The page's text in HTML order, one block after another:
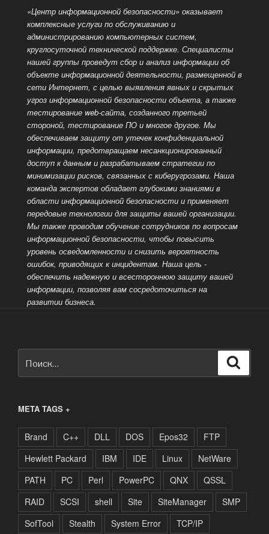
«Центр информационной безопасности» оказывает
комплексные услуги по обслуживанию и
администрированию компьютерных систем,
круглосуточной технической поддержке. Специалисты
нашей группы проведут сбор и анализ информации об
объекте информационной деятельности, размещенной в
сети Интернет, с целью выявления явных и скрытых
угроз информационной безопасности объекта, а также
тестирование web-сайта, созданного третьей
стороной, тестирование ПО и многое другое. Мы
обеспечиваем защиту от утечек конфиденциальной
информации, предотвращаем несанкционированный
доступ к данным и разрабатываем стратегии по
минимизации рисков, связанных с киберугрозами. Наша
команда экспертов обладает глубокими знаниями в
области информационной безопасности и применяет
передовые технологии для защиты вашей организации.
Мы также проводим обучение сотрудников по вопросам
информационной безопасности, чтобы повысить
уровень осведомленности и снизить вероятность
ошибок, приводящих к инцидентам. Наша цель -
обеспечить надежную и всестороннюю защиту вашей
информации, позволяя вам сосредоточиться на
развитии бизнеса.
META TAGS +
Brand C++ DLL DOS Epos32
FTP
Hewlett Packard
IBM IDE Linux
NetWare
PATH
PC Perl PowerPC QNX
QSSL
RAID
SCSI shell Site SiteManager
SMP
SofTool
Stealth System Error
TCP/IP